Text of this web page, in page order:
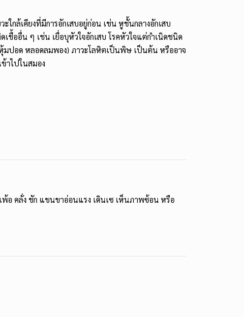
ใกล้เคียงที่มีการอักเสบอยู่ก่อน เช่น หูชั้นกลางอักเสบ
ชื้ออื่น ๆ เช่น เยื่อบุหัวใจอักเสบ โรคหัวใจแต่กำเนิดชนิด
หุ้มปอด หลอดลมพอง) ภาวะโลหิตเป็นพิษ เป็นต้น หรืออาจ
าไปในสมอง
พ้อ คลั่ง ชัก แขนขาอ่อนแรง เดินเซ เห็นภาพซ้อน หรือ